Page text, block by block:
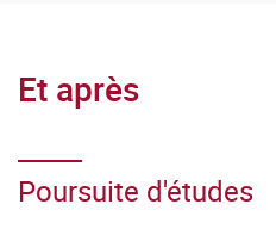
Et après
Poursuite d'études